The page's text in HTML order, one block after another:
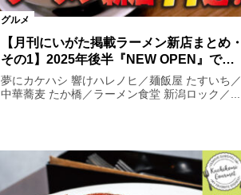
グルメ
【月刊にいがた掲載ラーメン新店まとめ・
その1】2025年後半『NEW OPEN』で…
夢にカケハシ 響けハレノヒ／麺飯屋 たすいち／
中華蕎麦 たか橋／ラーメン食堂 新潟ロック／...